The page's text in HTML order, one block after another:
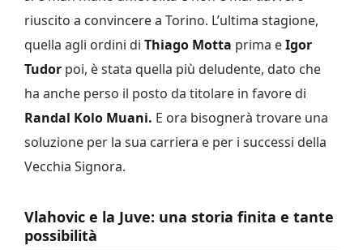
riuscito a convincere a Torino. L’ultima stagione,
quella agli ordini di Thiago Motta prima eIgor
Tudor poi, è stata quella più deludente, dato che
ha anche perso il posto da titolare in favore di
Randal Kolo Muani. E ora bisognerà trovare una
soluzione per la sua carriera e per i successi della
Vecchia Signora.
Vlahovic e la Juve: una storia finita e tante
possibilità